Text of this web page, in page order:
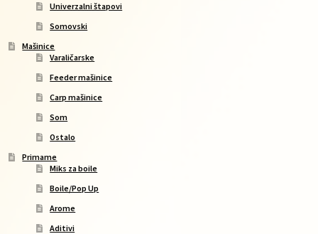
Univerzalni štapovi
Somovski
Mašinice
Varaličarske
Feeder mašinice
Carp mašinice
Som
Ostalo
Primame
Miks za boile
Boile/Pop Up
Arome
Aditivi